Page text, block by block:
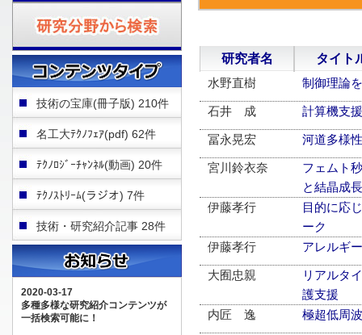
研究者名
タイト
水野直樹
制御理論
石井 成 計算機支
冨永晃宏 河道多様
宮川鈴衣奈
フェムト
と結晶成長
伊藤孝行
目的に応
ーク
伊藤孝行
アレルギ
大囿忠親
リアルタ
護支援
内匠 逸
極超低周
技術の宝庫(冊子版) 210件
名工大ﾃｸﾉﾌｪｱ(pdf) 62件
ﾃｸﾉﾛｼﾞｰﾁｬﾝﾈﾙ(動画) 20件
ﾃｸﾉｽﾄﾘｰﾑ(ラジオ) 7件
技術・研究紹介記事 28件
2020-03-17
多種多様な研究紹介コンテンツが
一括検索可能に！